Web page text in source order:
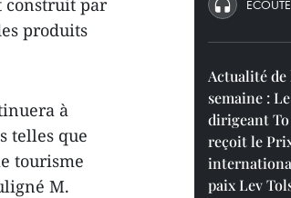
produits
à
telles que
tourisme
M.
Actualité de
semaine : Le
dirigeant
reçoit le
paix Lev